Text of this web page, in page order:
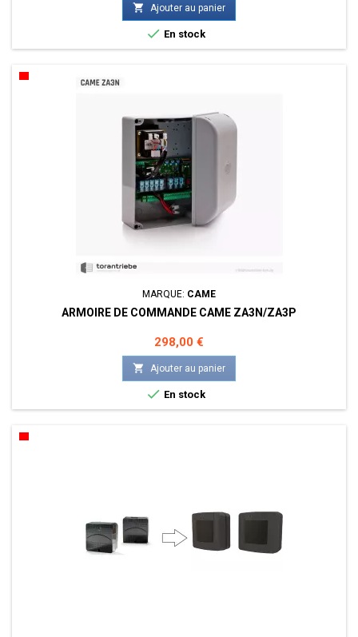
 Ajouter au panier
 En stock
MARQUE: CAME
ARMOIRE DE COMMANDE CAME ZA3N/ZA3P
Prix
298,00 €
 Ajouter au panier
 En stock